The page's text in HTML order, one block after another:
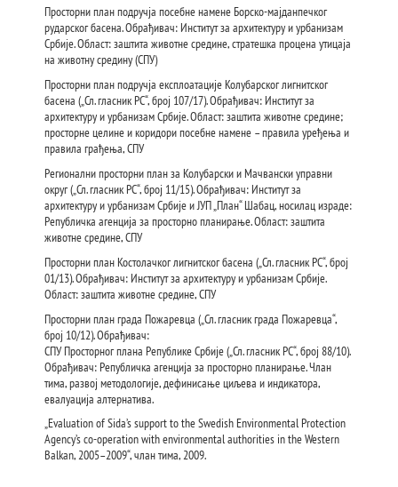
Просторни план подручја посебне намене Борско-мајданпечког
рударског басена. Обрађивач: Институт за архитектуру и урбанизам
Србије. Област: заштита животне средине, стратешка процена утицаја
на животну средину (СПУ)
Просторни план подручја експлоатације Колубарског лигнитског
басена („Сл. гласник РС“, број 107/17). Обрађивач: Институт за
архитектуру и урбанизам Србије. Област: заштита животне средине;
просторне целине и коридори посебне намене – правила уређења и
правила грађења, СПУ
Регионални просторни план за Колубарски и Мачвански управни
округ („Сл. гласник РС“, број 11/15). Обрађивач: Институт за
архитектуру и урбанизам Србије и ЈУП „План“ Шабац, носилац израде:
Републичка агенција за просторно планирање. Област: заштита
животне средине, СПУ
Просторни план Костолачког лигнитског басена („Сл. гласник РС“, број
01/13). Обрађивач: Институт за архитектуру и урбанизам Србије.
Област: заштита животне средине, СПУ
Просторни план града Пожаревца („Сл. гласник града Пожаревца“,
број 10/12). Обрађивач:
СПУ Просторног плана Републике Србије („Сл. гласник РС“, број 88/10).
Обрађивач: Републичка агенција за просторно планирање. Члан
тима, развој методологије, дефинисање циљева и индикатора,
евалуација алтернатива.
„Evaluation of Sida’s support to the Swedish Environmental Protection
Agency’s co-operation with environmental authorities in the Western
Balkan, 2005–2009“, члан тима, 2009.